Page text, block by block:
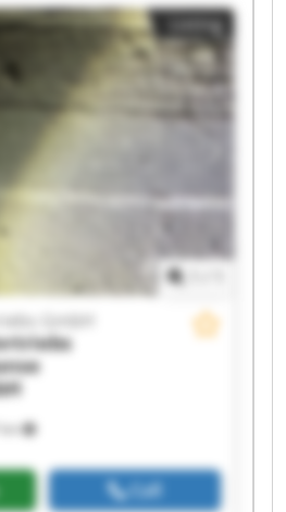
GmbH LüneHanse
Vertriebs GmbH
GmbH LüneHanse
Vertriebs GmbH
Vertriebs GmbH
GmbH LüneHanse
Vertriebs GmbH
GmbH LüneHanse
Listing
km
GmbH
Call